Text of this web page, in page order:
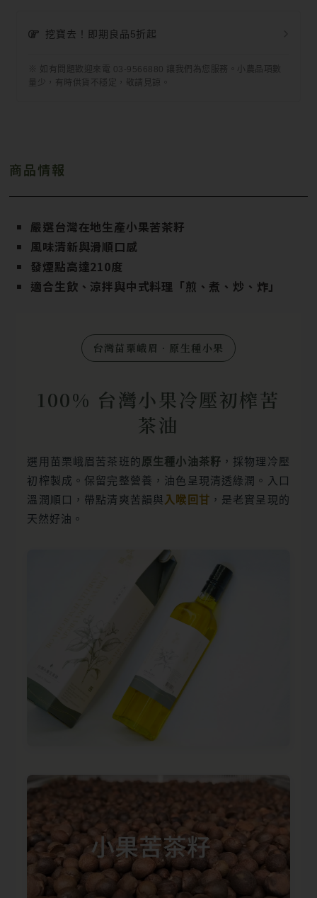
挖寶去！即期良品5折起
※ 如有問題歡迎來電 03-9566880 讓我們為您服務。小農品項數
量少，有時供貨不穩定，敬請見諒。
商品情報
嚴選台灣在地生產小果苦茶籽
風味清新與滑順口感
發煙點高達210度
適合生飲、涼拌與中式料理「煎、煮、炒、炸」
台灣苗栗峨眉．原生種小果
100% 台灣小果冷壓初榨苦
茶油
選用苗栗峨眉苦茶班的 原生種小油茶籽 ，採物理冷壓
初榨製成。保留完整營養，油色呈現清透綠潤。入口
溫潤順口，帶點清爽苦韻與 入喉回甘 ，是老實呈現的
天然好油。